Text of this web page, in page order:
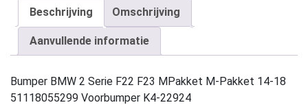
Beschrijving Omschrijving
Aanvullende informatie
Bumper BMW 2 Serie F22 F23 MPakket M-Pakket 14-18
51118055299 Voorbumper K4-22924